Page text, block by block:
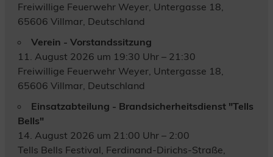
Freiwillige Feuerwehr Weyer, Untergasse 18,
65606 Villmar, Deutschland
Verein - Vorstandssitzung
11. August 2026 um 19:30 Uhr – 21:30
Freiwillige Feuerwehr Weyer, Untergasse 18,
65606 Villmar, Deutschland
Einsatzabteilung - Brandsicherheitsdienst "Tells
Bells"
14. August 2026 um 21:00 Uhr – 2:00
Tells Bells Festival, Ferdinand-Dirichs-Straße,